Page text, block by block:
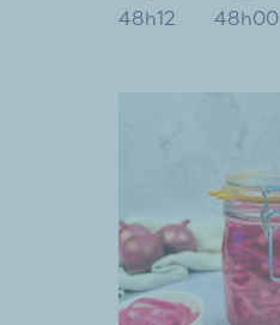
48h12 48h00